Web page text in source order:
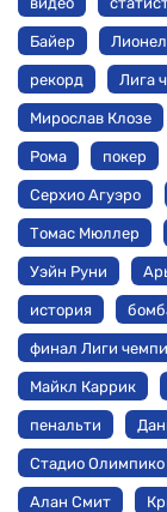
Байер
рекорд Лига
Мирослав Клозе
Рома покер
Серхио Агуэро
Томас Мюллер
Уэйн Руни
история
финал Лиги
Майкл Каррик
пенальти
Стадио Олимпико
Алан Смит